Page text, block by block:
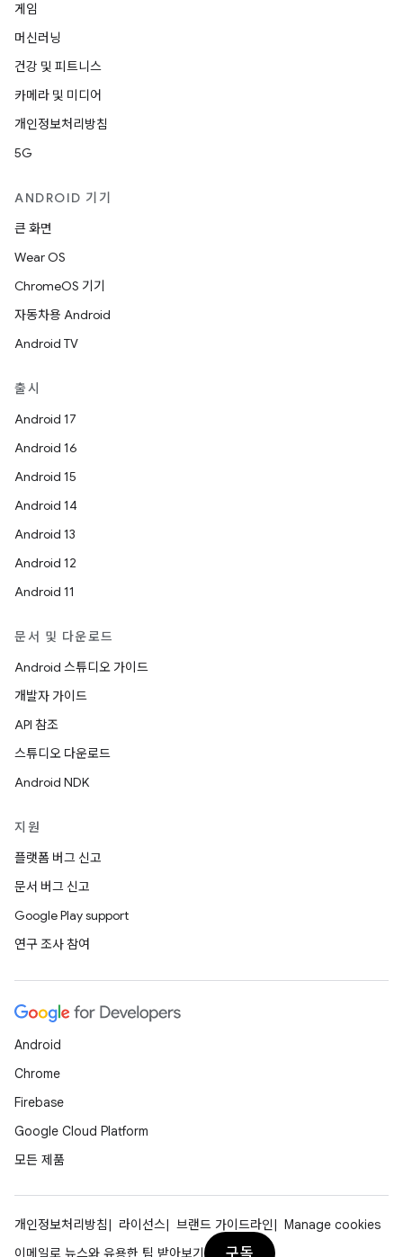
게임
머신러닝
건강 및 피트니스
카메라 및 미디어
개인정보처리방침
5G
ANDROID 기기
큰 화면
Wear OS
ChromeOS 기기
자동차용 Android
Android TV
출시
Android 17
Android 16
Android 15
Android 14
Android 13
Android 12
Android 11
문서 및 다운로드
Android 스튜디오 가이드
개발자 가이드
API 참조
스튜디오 다운로드
Android NDK
지원
플랫폼 버그 신고
문서 버그 신고
Google Play support
연구 조사 참여
Android
Chrome
Firebase
Google Cloud Platform
모든 제품
개인정보처리방침 라이선스 브랜드 가이드라인
Manage cookies
이메일로 뉴스와 유용한 팁 받아보기
구독